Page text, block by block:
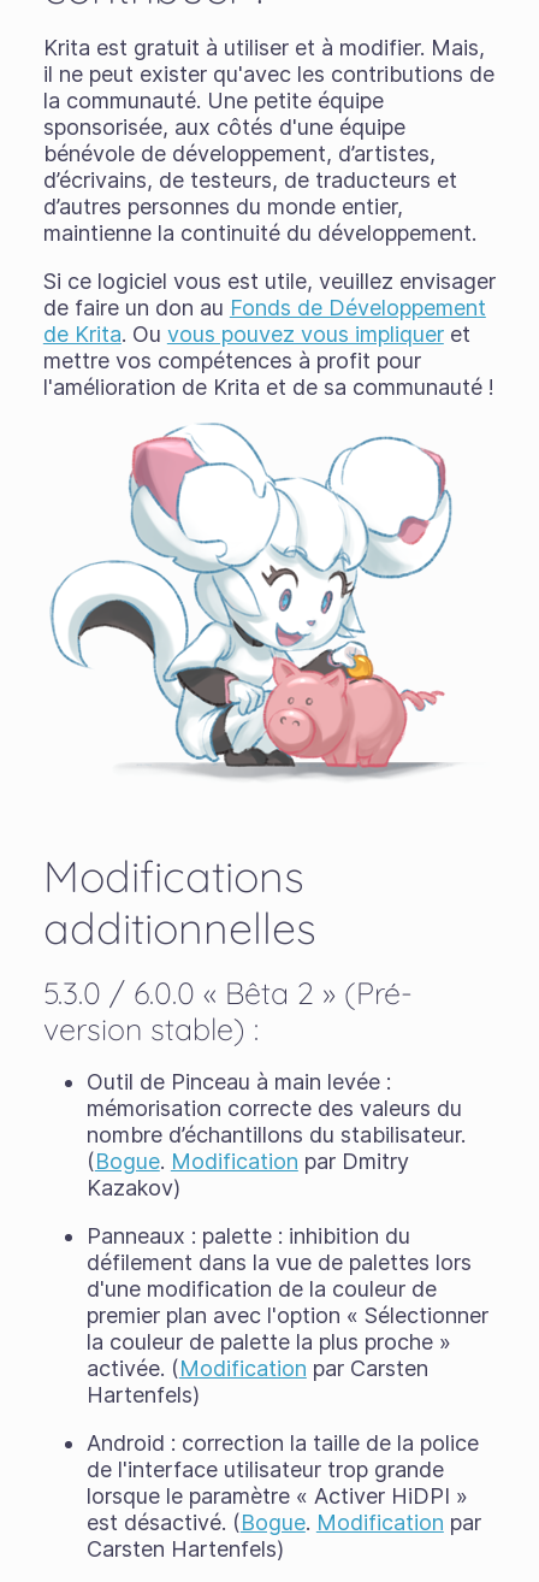
Krita est gratuit à utiliser et à modifier. Mais,
il ne peut exister qu'avec les contributions de
la communauté. Une petite équipe
sponsorisée, aux côtés d'une équipe
bénévole de développement, d’artistes,
d’écrivains, de testeurs, de traducteurs et
d’autres personnes du monde entier,
maintienne la continuité du développement.
Si ce logiciel vous est utile, veuillez envisager
de faire un don au Fonds de Développement
de Krita. Ou vous pouvez vous impliqueret
mettre vos compétences à profit pour
l'amélioration de Krita et de sa communauté !
Modifications
additionnelles
5.3.0 / 6.0.0 « Bêta 2 » (Pré-
version stable) :
Outil de Pinceau à main levée :
mémorisation correcte des valeurs du
nombre d’échantillons du stabilisateur.
(Bogue. Modification par Dmitry
Kazakov)
Panneaux : palette : inhibition du
défilement dans la vue de palettes lors
d'une modification de la couleur de
premier plan avec l'option « Sélectionner
la couleur de palette la plus proche »
activée. (Modification par Carsten
Hartenfels)
Android : correction la taille de la police
de l'interface utilisateur trop grande
lorsque le paramètre « Activer HiDPI »
est désactivé. (Bogue. Modification par
Carsten Hartenfels)